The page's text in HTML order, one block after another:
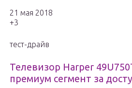
21 мая 2018
+3
тест-драйв
Телевизор Harper
премиум сегмент за